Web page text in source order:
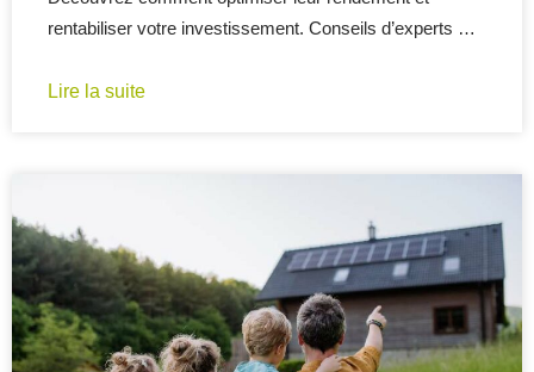
rentabiliser votre investissement. Conseils d’experts …
Lire la suite